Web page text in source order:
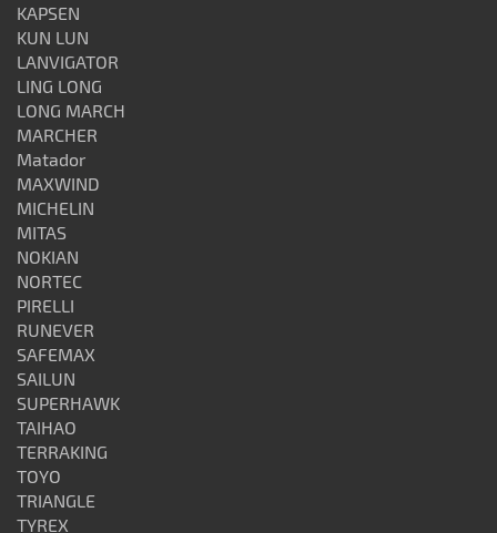
KAPSEN
KUN LUN
LANVIGATOR
LING LONG
LONG MARCH
MARCHER
Matador
MAXWIND
MICHELIN
MITAS
NOKIAN
NORTEC
PIRELLI
RUNEVER
SAFEMAX
SAILUN
SUPERHAWK
TAIHAO
TERRAKING
TOYO
TRIANGLE
TYREX